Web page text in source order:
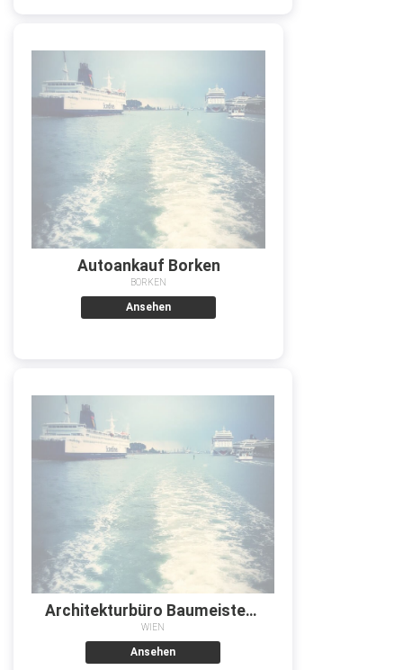
Autoankauf Borken
BORKEN
Ansehen
Architekturbüro Baumeister Dipl-Ing. (FH) Nihad Kotlo
WIEN
Ansehen